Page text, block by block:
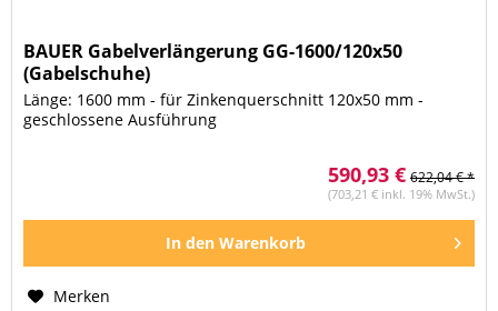
BAUER Gabelverlängerung GG-1600/120x50
(Gabelschuhe)
Länge: 1600 mm - für Zinkenquerschnitt 120x50 mm -
geschlossene Ausführung
590,93 € 622,04 € *
(703,21 € inkl. 19% MwSt.)
In den Warenkorb
Merken